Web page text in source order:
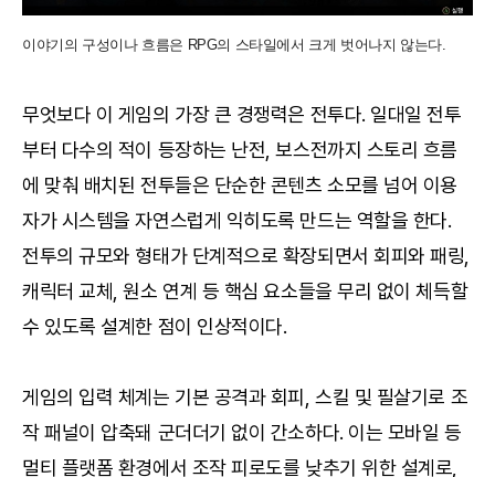
이야기의 구성이나 흐름은 RPG의 스타일에서 크게 벗어나지 않는다.
무엇보다 이 게임의 가장 큰 경쟁력은 전투다. 일대일 전투
부터 다수의 적이 등장하는 난전, 보스전까지 스토리 흐름
에 맞춰 배치된 전투들은 단순한 콘텐츠 소모를 넘어 이용
자가 시스템을 자연스럽게 익히도록 만드는 역할을 한다.
전투의 규모와 형태가 단계적으로 확장되면서 회피와 패링,
캐릭터 교체, 원소 연계 등 핵심 요소들을 무리 없이 체득할
수 있도록 설계한 점이 인상적이다.
게임의 입력 체계는 기본 공격과 회피, 스킬 및 필살기로 조
작 패널이 압축돼 군더더기 없이 간소하다. 이는 모바일 등
멀티 플랫폼 환경에서 조작 피로도를 낮추기 위한 설계로,